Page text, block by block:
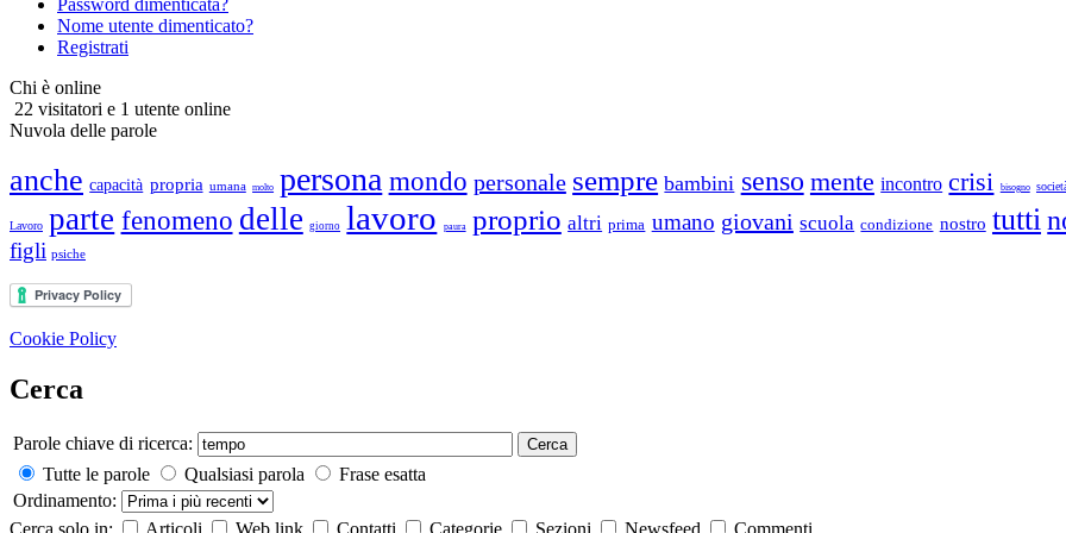
Nome utente dimenticato?
Registrati
Chi è online
22 visitatori e 1 utente online
Nuvola delle parole
anche capacità propria umana molto persona mondo personale sempre bambini senso mente incontro crisi bisogno
Lavoro parte fenomeno delle giorno lavoro paura proprio altri prima umano giovani scuola condizione nostro tutti
figli psiche
Cookie Policy
Cerca
Parole chiave di ricerca: Cerca
Tutte le parole Qualsiasi parola
Frase esatta
Ordinamento: